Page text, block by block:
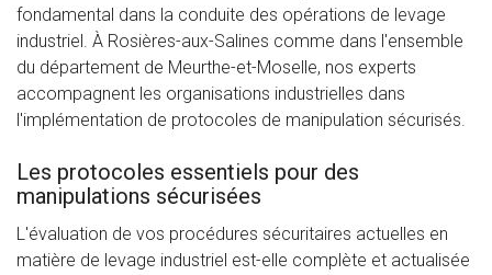
fondamental dans la conduite des opérations de levage
industriel. À Rosières-aux-Salines comme dans l'ensemble
du département de Meurthe-et-Moselle, nos experts
accompagnent les organisations industrielles dans
l'implémentation de protocoles de manipulation sécurisés.
Les protocoles essentiels pour des
manipulations sécurisées
L'évaluation de vos procédures sécuritaires actuelles en
matière de levage industriel est-elle complète et actualisée